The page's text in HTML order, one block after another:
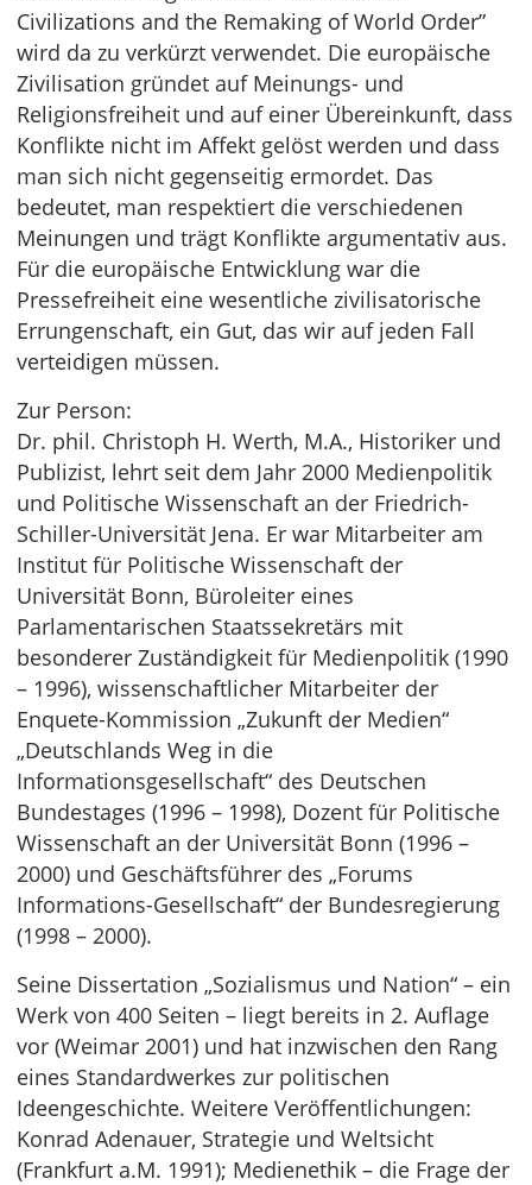
Civilizations and the Remaking of World Order”
wird da zu verkürzt verwendet. Die europäische
Zivilisation gründet auf Meinungs- und
Religionsfreiheit und auf einer Übereinkunft, dass
Konflikte nicht im Affekt gelöst werden und dass
man sich nicht gegenseitig ermordet. Das
bedeutet, man respektiert die verschiedenen
Meinungen und trägt Konflikte argumentativ aus.
Für die europäische Entwicklung war die
Pressefreiheit eine wesentliche zivilisatorische
Errungenschaft, ein Gut, das wir auf jeden Fall
verteidigen müssen.
Zur Person:
Dr. phil. Christoph H. Werth, M.A., Historiker und
Publizist, lehrt seit dem Jahr 2000 Medienpolitik
und Politische Wissenschaft an der Friedrich-
Schiller-Universität Jena. Er war Mitarbeiter am
Institut für Politische Wissenschaft der
Universität Bonn, Büroleiter eines
Parlamentarischen Staatssekretärs mit
besonderer Zuständigkeit für Medienpolitik (1990
– 1996), wissenschaftlicher Mitarbeiter der
Enquete-Kommission „Zukunft der Medien“
„Deutschlands Weg in die
Informationsgesellschaft“ des Deutschen
Bundestages (1996 – 1998), Dozent für Politische
Wissenschaft an der Universität Bonn (1996 –
2000) und Geschäftsführer des „Forums
Informations-Gesellschaft“ der Bundesregierung
(1998 – 2000).
Seine Dissertation „Sozialismus und Nation“ – ein
Werk von 400 Seiten – liegt bereits in 2. Auflage
vor (Weimar 2001) und hat inzwischen den Rang
eines Standardwerkes zur politischen
Ideengeschichte. Weitere Veröffentlichungen:
Konrad Adenauer, Strategie und Weltsicht
(Frankfurt a.M. 1991); Medienethik – die Frage der